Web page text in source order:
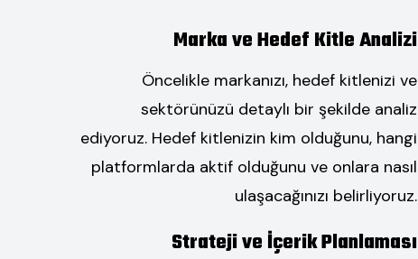
Marka ve Hedef Kitle Analizi
Öncelikle markanızı, hedef kitlenizi ve
sektörünüzü detaylı bir şekilde analiz
ediyoruz. Hedef kitlenizin kim olduğunu, hangi
platformlarda aktif olduğunu ve onlara nasıl
ulaşacağınızı belirliyoruz.
Strateji ve İçerik Planlaması